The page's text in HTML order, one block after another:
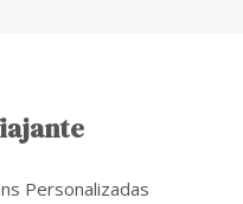
Personalizadas